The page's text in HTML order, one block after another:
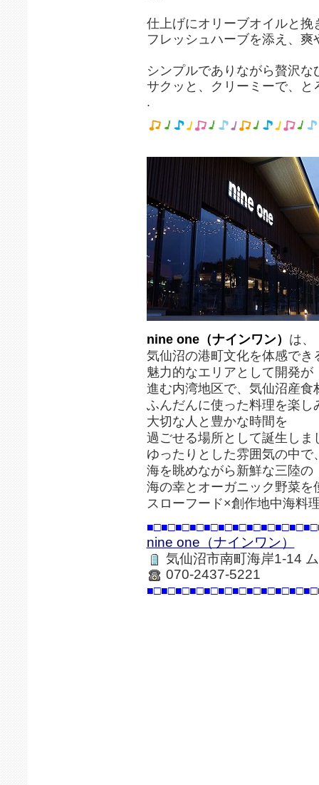
仕上げにオリーブオイルと挽
フレッシュハーブを添え、
シンプルでありながら贅沢な
サクッと、クリーミーで、
.
nine one（ナインワン） は、
気仙沼の港町文化を体感でき
魅力的なエリアとして開発が
進む内湾地区で、気仙沼産食
ふんだんに使った料理を楽し
大切な人と豊かな時間を
過ごせる場所として誕生しま
ゆったりとした雰囲気の中で
海を眺めながら新鮮な三陸の
海の幸とオーガニック野菜を
スローフード×創作地中海料
nine one（ナインワン）
気仙沼市南町海岸1-14
070-2437-5221